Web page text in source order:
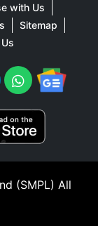
with Us
Sitemap
(SMPL) All